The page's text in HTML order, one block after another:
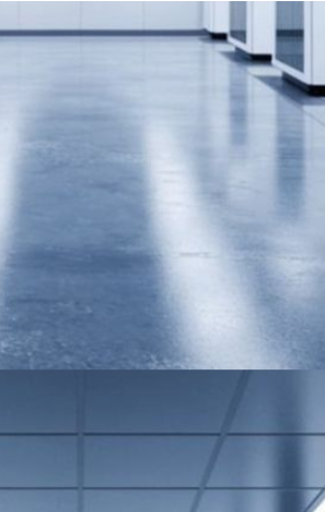
מעבר
לאיכות
פתרונות
בהתאמה
אישית:
התאמת
פתרון מדויק
שלכם,
בשיתוף
פעולה מלא